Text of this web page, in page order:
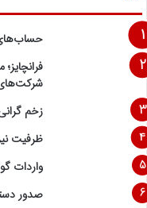
حساب‌های
زخم
ظرفیت
واردات
صدور